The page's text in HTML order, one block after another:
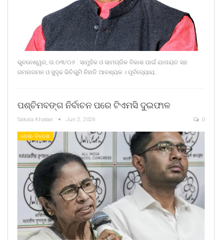
ଭୁବନେଶ୍ୱର, ତା.୦୩/୦୬ : ସାମୁହିକ ଓ ସାମଗ୍ରିକ ବିକାଶ ପାଇଁ ଯାତାୟତ ସହ
ଗମନାଗମନ ଓ ସୁଦୃଢ ଭିତିଭୁମି ନିହାତି ଆବଶ୍ୟକ । ପୂର୍ବଦ୍ୟୋୟ…
ପଶ୍ଚିମବଙ୍ଗ ନିର୍ବାଚନ ପରେ ଟିଏମସି ଦୁଇଫାଳ
Sakala Khabar Jun 2, 2026 0
ଦେଶ- ବିଦେଶ